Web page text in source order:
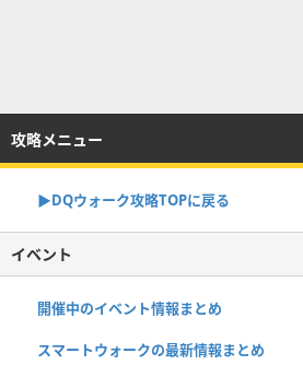
攻略メニュー
▶︎DQウォーク攻略TOPに戻る
イベント
開催中のイベント情報まとめ
スマートウォークの最新情報まとめ